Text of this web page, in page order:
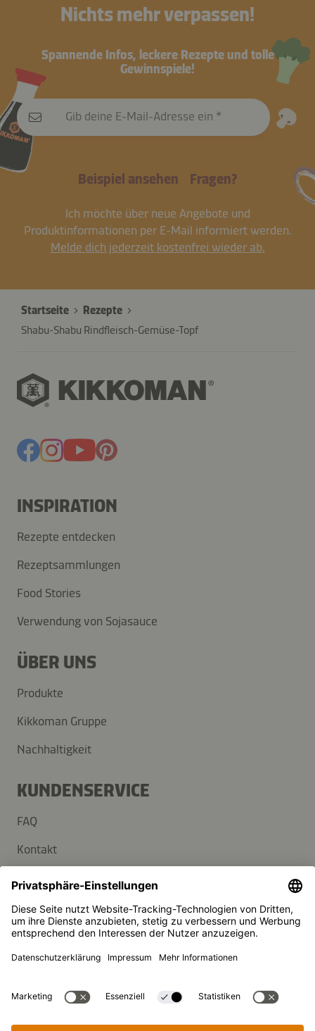
Nichts mehr verpassen!
Spannende Infos, leckere Rezepte und tolle
Gewinnspiele!
Gib deine E-Mail-Adresse ein
Beispiel ansehen Fragen?
Ich möchte über neue Angebote und
Produktinformationen per E-Mail informiert werden.
Melde dich jederzeit kostenfrei wieder ab.
Startseite
Rezepte
Shabu-Shabu Rindfleisch-Gemüse-Topf
INSPIRATION
Rezepte entdecken
Rezeptsammlungen
Food Stories
Verwendung von Sojasauce
ÜBER UNS
Produkte
Kikkoman Gruppe
Nachhaltigkeit
KUNDENSERVICE
FAQ
Kontakt
Newsletter
Presse
Kikkoman ist ein eingetragenes Warenzeichen der Kikkoman
© Kikkoman Trading Europe GmbH 2023 – 2026
Theodorstraße 180, 40472 Düsseldorf, Germany